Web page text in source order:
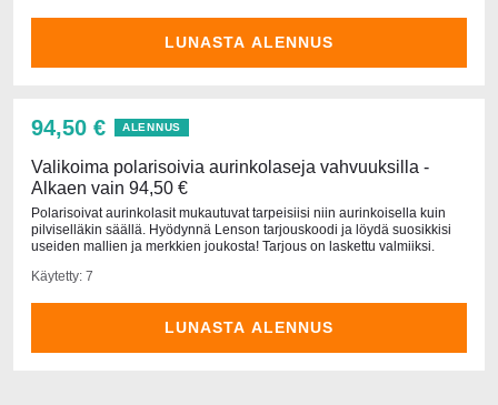
LUNASTA ALENNUS
94,50 € ALENNUS
Valikoima polarisoivia aurinkolaseja vahvuuksilla -
Alkaen vain 94,50 €
Polarisoivat aurinkolasit mukautuvat tarpeisiisi niin aurinkoisella kuin
pilviselläkin säällä. Hyödynnä Lenson tarjouskoodi ja löydä suosikkisi
useiden mallien ja merkkien joukosta! Tarjous on laskettu valmiiksi.
Käytetty: 7
LUNASTA ALENNUS